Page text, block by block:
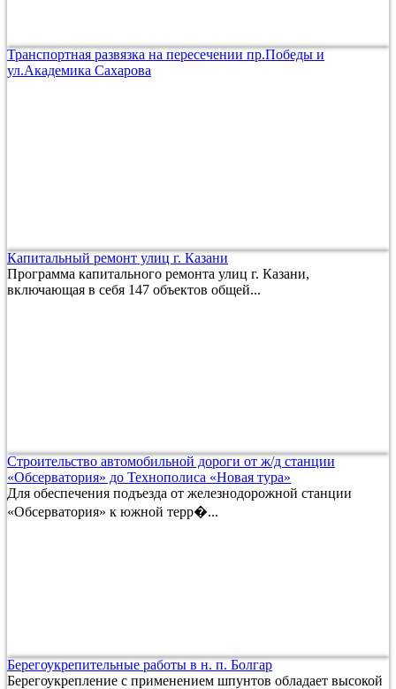
Транспортная развязка на пересечении пр.Победы и
ул.Академика Сахарова
Капитальный ремонт улиц г. Казани
Программа капитального ремонта улиц г. Казани,
включающая в себя 147 объектов общей...
Строительство автомобильной дороги от ж/д станции
«Обсерватория» до Технополиса «Новая тура»
Для обеспечения подъезда от железнодорожной станции
«Обсерватория» к южной терр�...
Берегоукрепительные работы в н. п. Болгар
Берегоукрепление с применением шпунтов обладает высокой